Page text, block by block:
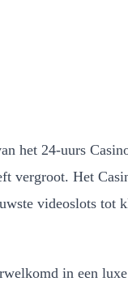
het 24-uurs
vergroot. Het
videoslots
in een